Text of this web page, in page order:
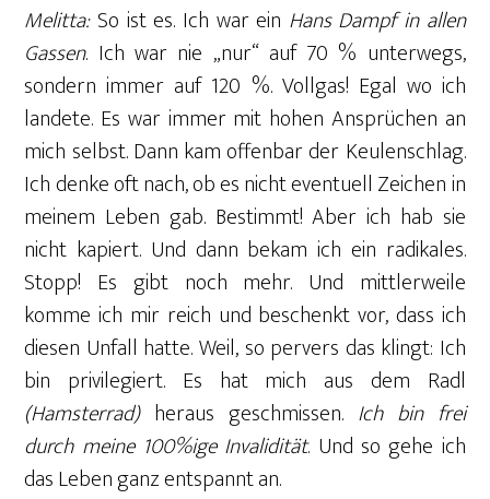
Melitta: So ist es. Ich war ein Hans Dampf in allen
Gassen. Ich war nie „nur“ auf 70 % unterwegs,
sondern immer auf 120 %. Vollgas! Egal wo ich
landete. Es war immer mit hohen Ansprüchen an
mich selbst. Dann kam offenbar der Keulenschlag.
Ich denke oft nach, ob es nicht eventuell Zeichen in
meinem Leben gab. Bestimmt! Aber ich hab sie
nicht kapiert. Und dann bekam ich ein radikales.
Stopp! Es gibt noch mehr. Und mittlerweile
komme ich mir reich und beschenkt vor, dass ich
diesen Unfall hatte. Weil, so pervers das klingt: Ich
bin privilegiert. Es hat mich aus dem Radl
(Hamsterrad)heraus geschmissen. Ich bin frei
durch meine 100%ige Invalidität. Und so gehe ich
das Leben ganz entspannt an.